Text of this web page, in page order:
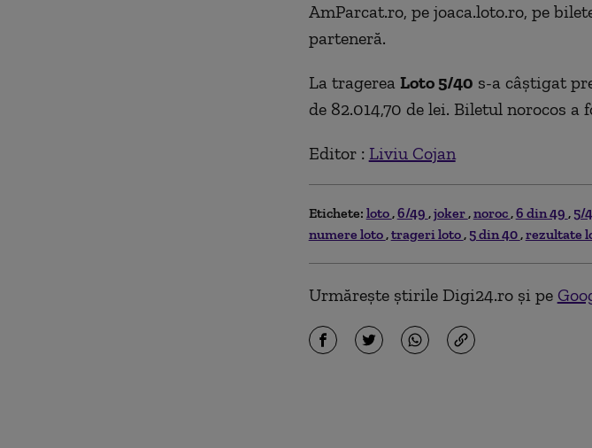
AmParcat.ro, pe joaca.loto.ro, pe
parteneră.
La tragerea Loto 5/40 s-a câștigat
de 82.014,70 de lei. Biletul norocos
Editor : Liviu Cojan
Etichete: loto 6/49 joker noroc 6 din 49 5/
numere loto trageri loto 5 din 40 rezultate
Urmărește știrile Digi24.ro și pe